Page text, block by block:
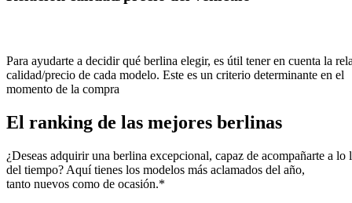
Para ayudarte a decidir qué berlina elegir, es útil tener en cuenta la
calidad/precio de cada modelo. Este es un criterio determinante en el
momento de la compra
El ranking de las mejores berlinas
¿Deseas adquirir una berlina excepcional, capaz de acompañarte a lo
del tiempo? Aquí tienes los modelos más aclamados del año,
tanto nuevos como de ocasión.*